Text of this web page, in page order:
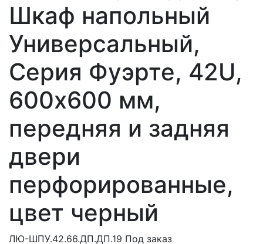
Шкаф напольный
Универсальный,
Серия Фуэрте, 42U,
600х600 мм,
передняя и задняя
двери
перфорированные,
цвет черный
ЛЮ-ШПУ.42.66.ДП.ДП.19 Под заказ